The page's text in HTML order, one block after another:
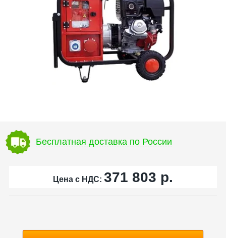
Бесплатная доставка по России
Цена с НДС: 371 803 р.